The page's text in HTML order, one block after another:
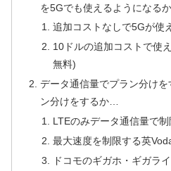
を5Gでも使えるようになる
追加コストなしで5Gが使
10ドルの追加コストで使
無料)
データ通信量でプラン分け
ン分けをするか…
LTEのみデータ通信量で
最大速度を制限する英
ドコモのギガホ・ギガラ